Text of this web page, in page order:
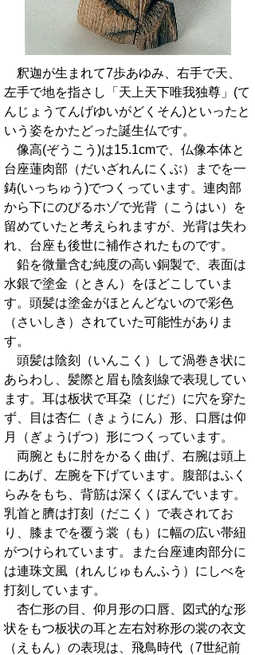
釈迦が生まれて7歩あゆみ、右手で天、
左手で地を指さし「天上天下唯我独尊」(て
んじょうてんげゆいがどくそん)といったと
いう姿をかたどった誕生仏です。
像高(ぞうこう)は15.1cmで、仏像本体と
台座蓮肉部（だいざれんにくぶ）までを一
鋳(いっちゅう)でつくっています。連肉部
から下にのびるホゾで光背（こうはい）を
留めていたと考えられますが、光背は失わ
れ、台座も後世に補作されたものです。
鉛を微量含む純度の高い銅製で、表面は
水銀で塗金（ときん）をほどこしていま
す。頭髪は塗金がほとんどないので彩色
（さいしき）されていた可能性がありま
す。
頭髪は陰刻（いんこく）して渦巻き状に
あらわし、髪際と眉も陰刻線で表現してい
ます。耳は板状で耳朶（じだ）に穴を穿た
ず、目は杏仁（きょうにん）形、口唇は仰
月（ぎょうげつ）形につくっています。
両腕ともに肘をかるく曲げ、右腕は頭上
にあげ、左腕を下げています。腹部はふく
らみをもち、背筋は深くくぼんでいます。
乳首と臍は打刻（だこく）で表されてお
り、膝までを覆う裳（も）に幅の広い帯紐
がつけられています。また台座連肉部分に
は連珠文風（れんじゅもんふう）にしべを
打刻しています。
杏仁形の目、仰月形の口唇、図式的な形
状をもつ板状の耳と左右対称形の裳の衣文
（えもん）の表現は、飛鳥時代（7世紀前